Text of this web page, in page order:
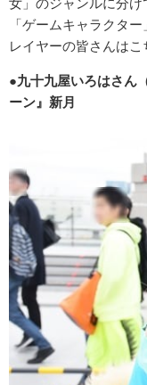
女」のジャンルに分
「ゲームキャラクタ
レイヤーの皆さんはこ
●九十九屋いろはさん
ーン』新月